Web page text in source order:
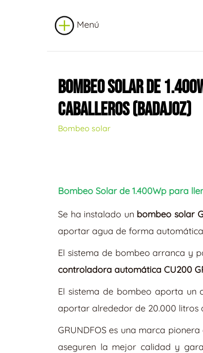
Menú
BOMBEO SOLAR DE
CABALLEROS (BADAJOZ)
Bombeo solar
Bombeo Solar de 1.400Wp para
Se ha instalado un bombeo solar
aportar agua de forma
El sistema de bombeo arranca y
controladora automática CU200
El sistema de bombeo aporta un
aportar alrededor de 20.000 litros
GRUNDFOS es una marca
aseguren la mejor calidad y